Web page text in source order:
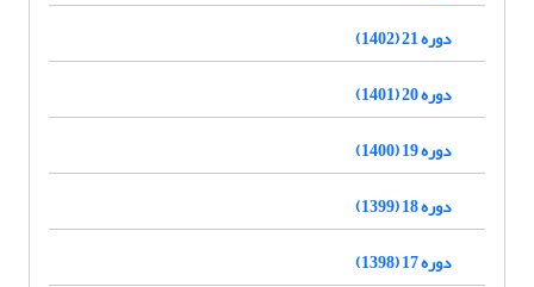
دوره 21 (1402)
دوره 20 (1401)
دوره 19 (1400)
دوره 18 (1399)
دوره 17 (1398)